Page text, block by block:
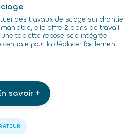
des travaux de sciage sur chantier
elle offre 2 plans de travail
tablette repose scie intégrée.
pour la déplacer facilement
savoir +